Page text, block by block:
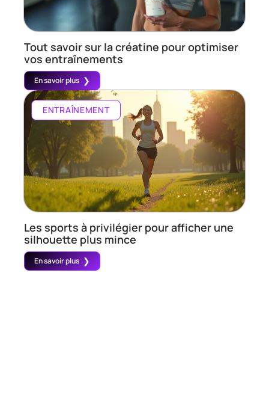
Tout savoir sur la créatine pour optimiser
vos entraînements
En savoir plus
ENTRAÎNEMENT
Les sports à privilégier pour afficher une
silhouette plus mince
En savoir plus